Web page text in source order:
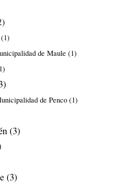
(1)
de Maule (1)
de Penco (1)
(3)
(3)